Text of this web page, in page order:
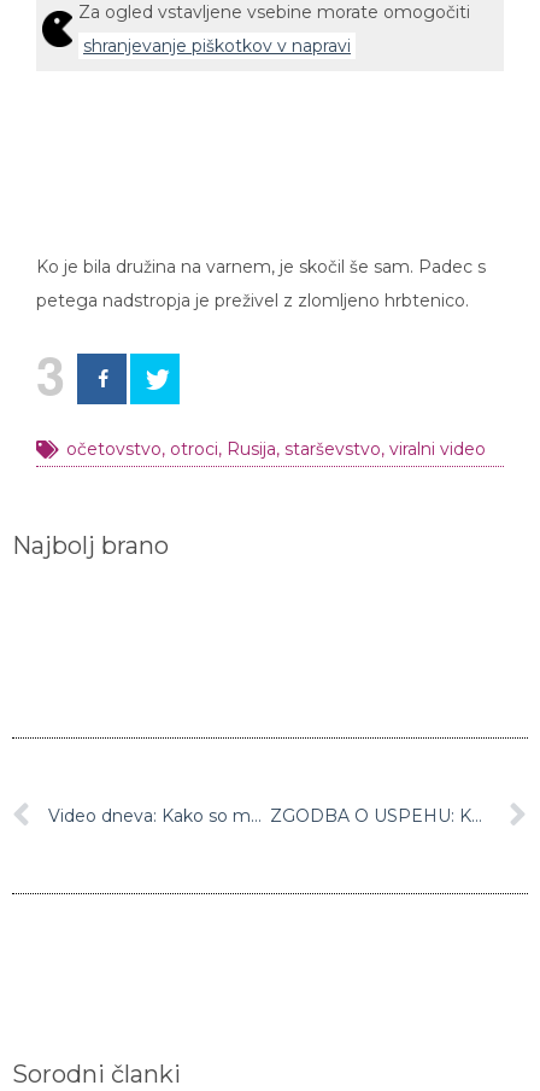
Za ogled vstavljene vsebine morate omogočiti
shranjevanje piškotkov v napravi
Ko je bila družina na varnem, je skočil še sam. Padec s
petega nadstropja je preživel z zlomljeno hrbtenico.
3
očetovstvo, otroci, Rusija, starševstvo, viralni video
Najbolj brano
Video dneva: Kako so mojstrice ličenja v 50-ih po meri zmešale puder ZGODBA O USPEHU: Knjižnica pod krošnjami letos že v 13 mestih
Sorodni članki